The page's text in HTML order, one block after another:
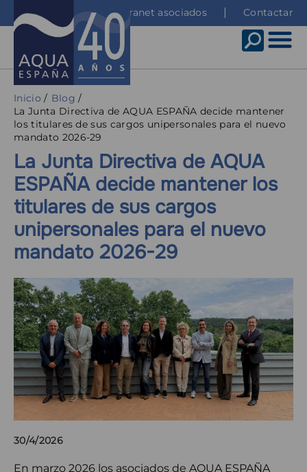
contenido
Top
menu
Intranet asociados Contactar
Sobrescribir
enlaces
de
ayuda
a
la
navegación
Inicio
Blog
La Junta Directiva de AQUA ESPAÑA decide mantener
los titulares de sus cargos unipersonales para el nuevo
mandato 2026-29
La Junta Directiva de AQUA
ESPAÑA decide mantener los
titulares de sus cargos
unipersonales para el nuevo
mandato 2026-29
30/4/2026
En marzo 2026 los asociados de AQUA ESPAÑA